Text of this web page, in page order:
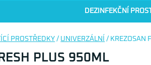
DEZINFEKČNÍ
PROSTŘEDKY / UNIVERZÁLNÍ / KREZOSAN
PLUS 950ML